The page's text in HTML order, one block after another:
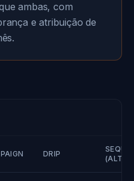
ambas, com
e atribuição de
DRIP